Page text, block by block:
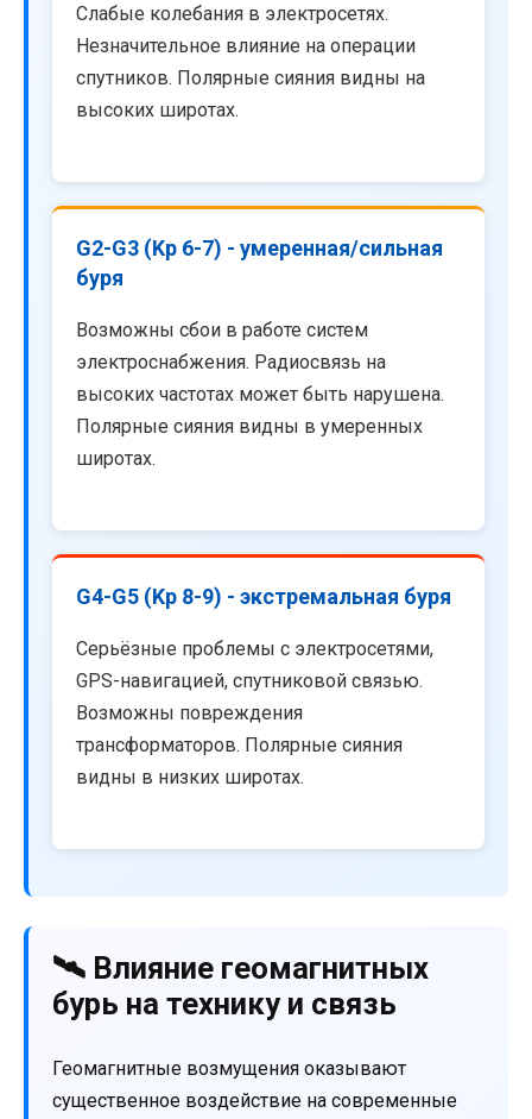
Слабые колебания в электросетях.
Незначительное влияние на операции
спутников. Полярные сияния видны на
высоких широтах.
G2-G3 (Kp 6-7) - умеренная/сильная
буря
Возможны сбои в работе систем
электроснабжения. Радиосвязь на
высоких частотах может быть нарушена.
Полярные сияния видны в умеренных
широтах.
G4-G5 (Kp 8-9) - экстремальная буря
Серьёзные проблемы с электросетями,
GPS-навигацией, спутниковой связью.
Возможны повреждения
трансформаторов. Полярные сияния
видны в низких широтах.
🛰️ Влияние геомагнитных
бурь на технику и связь
Геомагнитные возмущения оказывают
существенное воздействие на современные